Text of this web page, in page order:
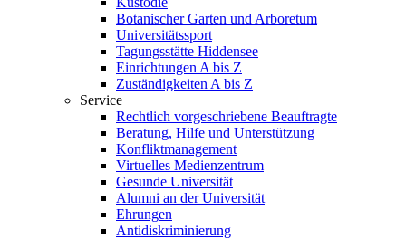
Botanischer Garten und Arboretum
Universitätssport
Tagungsstätte Hiddensee
Einrichtungen A bis Z
Zuständigkeiten A bis Z
Service
Rechtlich vorgeschriebene Beauftragte
Beratung, Hilfe und Unterstützung
Konfliktmanagement
Virtuelles Medienzentrum
Gesunde Universität
Alumni an der Universität
Ehrungen
Antidiskriminierung